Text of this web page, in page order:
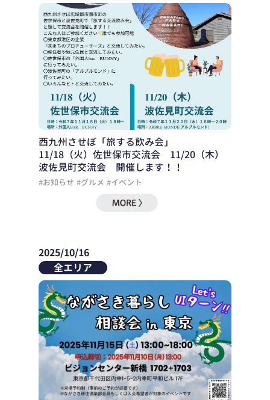
西九州させぼ「旅する飲み会」
11/18（火）佐世保市交流会 11/20（木）
波佐見町交流会 開催します！！
#お知らせ #グルメ #イベント
2025/10/16
全エリア